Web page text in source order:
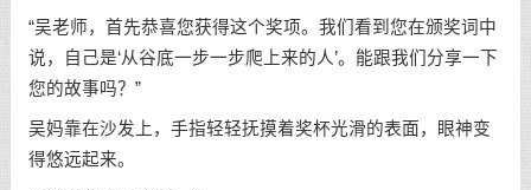
“吴老师，首先恭喜您获得这个奖项。我们看到您在颁奖词中
说，自己是‘从谷底一步一步爬上来的人’。能跟我们分享一下
您的故事吗？”
吴妈靠在沙发上，手指轻轻抚摸着奖杯光滑的表面，眼神变
得悠远起来。